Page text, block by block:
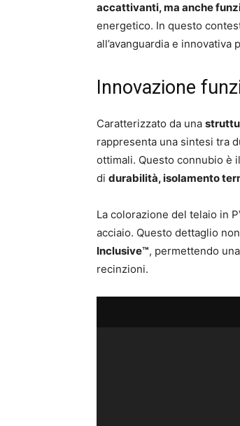
accattivanti, ma anche
energetico. In questo
all’avanguardia e innovativa
Innovazione
Caratterizzato da una
rappresenta una sintesi tra
ottimali. Questo connubio è
di durabilità, isolamento
La colorazione del telaio in
acciaio. Questo dettaglio
Inclusive™, permettendo
recinzioni.